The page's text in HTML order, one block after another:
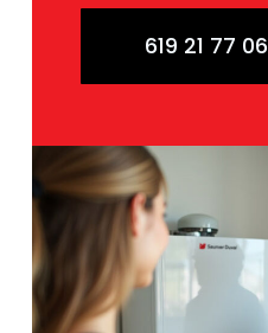
619 21 77 06